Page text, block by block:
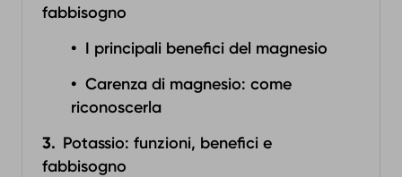
fabbisogno
I principali benefici del magnesio
Carenza di magnesio: come
riconoscerla
Potassio: funzioni, benefici e
fabbisogno